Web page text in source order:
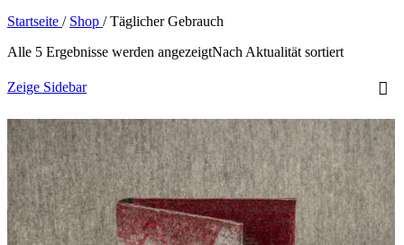
Startseite / Shop / Täglicher Gebrauch
Alle 5 Ergebnisse werden angezeigtNach Aktualität sortiert
Zeige Sidebar